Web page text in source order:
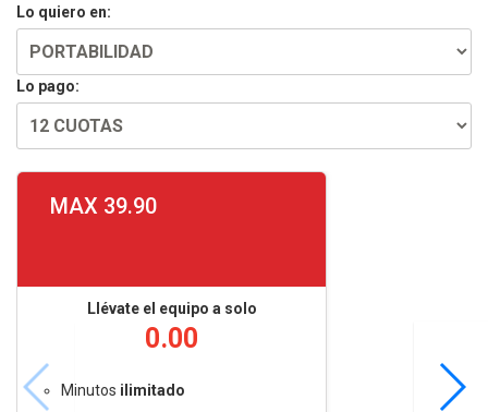
Lo quiero en:
Lo pago:
MAX 39.90
Llévate el equipo a solo
0.00
Minutos ilimitado